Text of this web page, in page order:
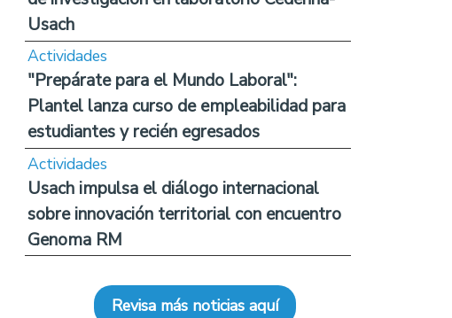
Usach
Actividades
"Prepárate para el Mundo Laboral":
Plantel lanza curso de empleabilidad para
estudiantes y recién egresados
Actividades
Usach impulsa el diálogo internacional
sobre innovación territorial con encuentro
Genoma RM
Revisa más noticias aquí